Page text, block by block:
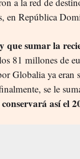
en República
que sumar la
81 millones de
Globalia ya eran
se le
así el